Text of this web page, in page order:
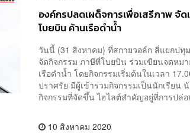
องค์กรปลดเผด็จการเพื่อเสรีภาพ
โบยบิน ค้านเรือดำน้ำ
วันนี้ (31 สิงหาคม) ที่สกายวอล์ก สี่แยกปทุ
จัดกิจกรรม ภาษีที่โบยบิน ร่วมเขียนจดหม
เรือดำน้ำ โดยกิจกรรมเริ่มต้นในเวลา
ปราศรัย มีผู้เข้าร่วมกิจกรรมเป็นนักเรีย
กิจกรรมที่จัดขึ้น ไฮไลต์สำคัญอยู่ที่การปล่อ
10 สิงหาคม 2020